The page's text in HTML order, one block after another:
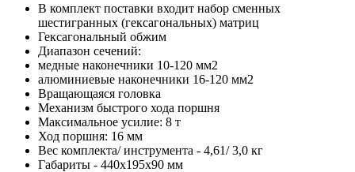
В комплект поставки входит набор сменных
шестигранных (гексагональных) матриц
Гексагональный обжим
Диапазон сечений:
медные наконечники 10-120 мм2
алюминиевые наконечники 16-120 мм2
Вращающаяся головка
Механизм быстрого хода поршня
Максимальное усилие: 8 т
Ход поршня: 16 мм
Вес комплекта/ инструмента - 4,61/ 3,0 кг
Габариты - 440х195х90 мм